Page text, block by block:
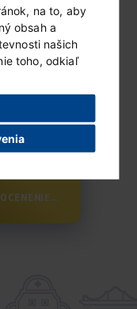
na to, aby
obsah a
našich
toho, odkiaľ
MADETY...